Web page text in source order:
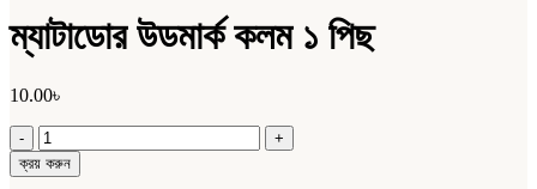
ম্যাটাডোর উডমার্ক কলম ১ পিছ
10.00৳
ম্যাটাডোর
উডমার্ক
কলম
ক্রয় করুন